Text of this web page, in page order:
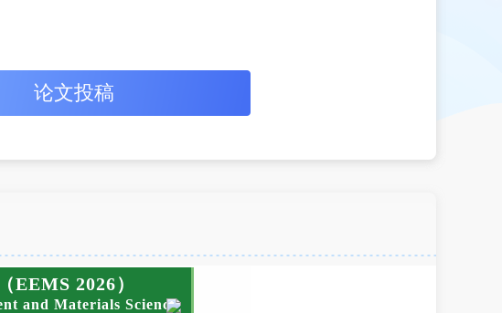
论文投稿
2026）
and Materials Science